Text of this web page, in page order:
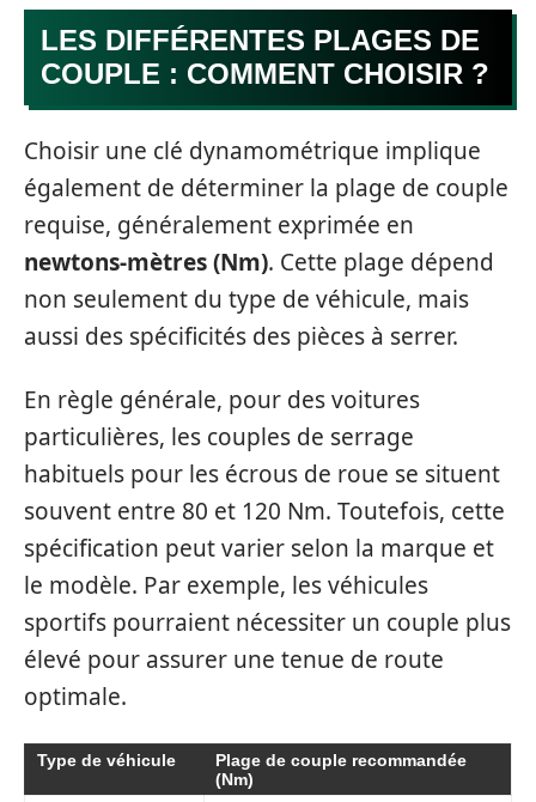
LES DIFFÉRENTES PLAGES DE
COUPLE : COMMENT CHOISIR ?
Choisir une clé dynamométrique implique
également de déterminer la plage de couple
requise, généralement exprimée en
newtons-mètres (Nm). Cette plage dépend
non seulement du type de véhicule, mais
aussi des spécificités des pièces à serrer.
En règle générale, pour des voitures
particulières, les couples de serrage
habituels pour les écrous de roue se situent
souvent entre 80 et 120 Nm. Toutefois, cette
spécification peut varier selon la marque et
le modèle. Par exemple, les véhicules
sportifs pourraient nécessiter un couple plus
élevé pour assurer une tenue de route
optimale.
Type de véhicule
Plage de couple recommandée
(Nm)